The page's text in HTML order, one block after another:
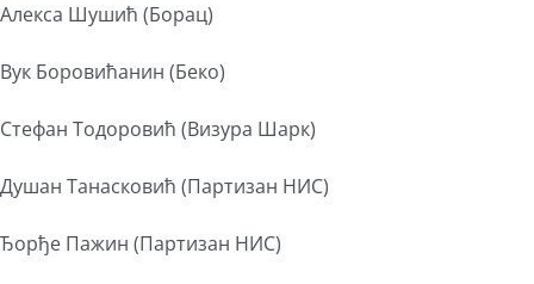
Алекса Шушић (Борац)
Вук Боровићанин (Беко)
Стефан Тодоровић (Визура Шарк)
Душан Танасковић (Партизан НИС)
Ђорђе Пажин (Партизан НИС)